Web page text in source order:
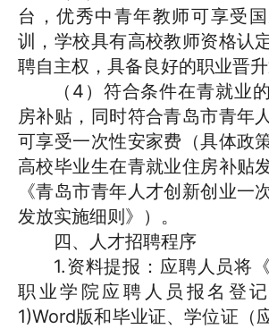
台，优秀中青年教师可享受
训，学校具有高校教师资格认
聘自主权，具备良好的职业晋升
（ 4 ） 符合条件在青就业
房补贴，同时符合青岛市青年
可享受一次性安家费（具体政
高校毕业生在青就业住房补贴
《青岛市青年人才创新创业一
发放实施细则》）。
四、人才招聘程序
1.资料提报：应聘人员将
职业学院应聘人员报名登
1)Word版和毕业证、学位证（